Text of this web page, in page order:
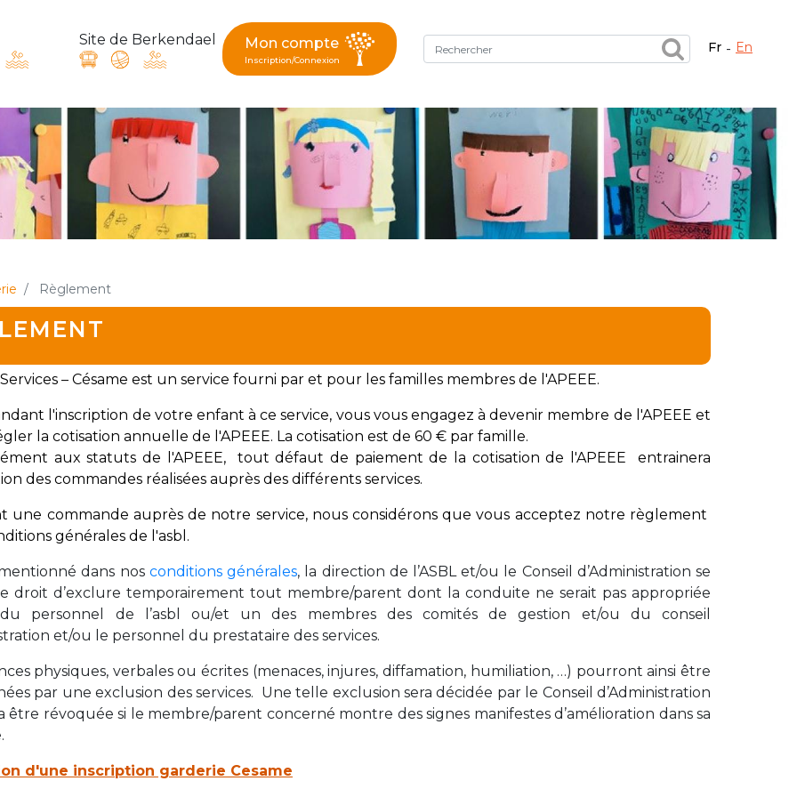
suggestion : contactez le bon service !
+32 (0)472 07 35 25
periscolaire.berkendael@apeee-bxl1-services.be
Activités périscolaires Uccle
+32 (0)2 375 31 35
BE30 3100 2003 2711
Cantine
+32 (0)2 374 76 75
cantine@apeee-bxl1-services.be
BE10 3100 9205 4504
Casiers
Site de Berkendael Mon compte
Inscription/Connexion
fr en
Règlement
– Césame est un service fourni par et pour les familles membres de l'APEEE.
l'inscription de votre enfant à ce service, vous vous engagez à devenir membre de l'APEEE et
la cotisation annuelle de l'APEEE. La cotisation est de 60 € par famille.
aux statuts de l'APEEE, tout défaut de paiement de la cotisation de l'APEEE entrainera
des commandes réalisées auprès des différents services.
une commande auprès de notre service, nous considérons que vous acceptez notre règlement
générales de l'asbl.
dans nos conditions générales, la direction de l’ASBL et/ou le Conseil d’Administration se
droit d’exclure temporairement tout membre/parent dont la conduite ne serait pas appropriée
du personnel de l’asbl ou/et un des membres des comités de gestion et/ou du conseil
et/ou le personnel du prestataire des services.
physiques, verbales ou écrites (menaces, injures, diffamation, humiliation, …) pourront ainsi être
par une exclusion des services. Une telle exclusion sera décidée par le Conseil d’Administration
être révoquée si le membre/parent concerné montre des signes manifestes d’amélioration dans sa
d'une inscription garderie Cesame